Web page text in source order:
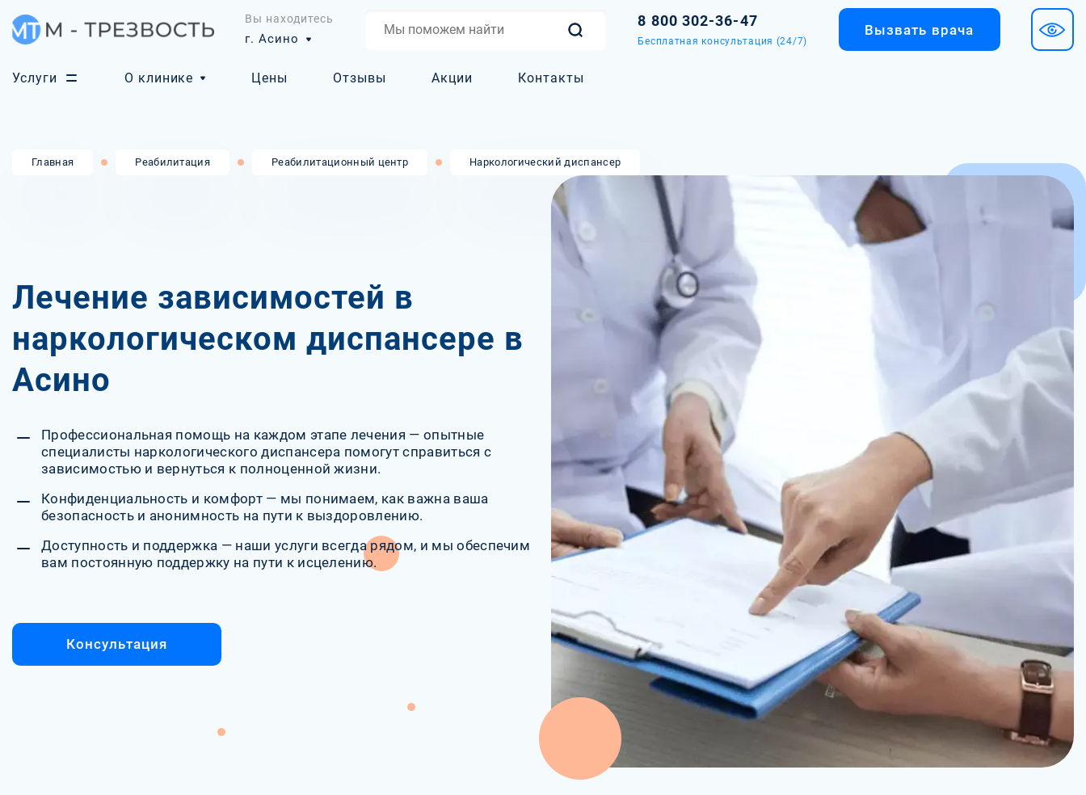
Вы находитесь
г. Асино
8 800 302-36-47
Бесплатная консультация (24/7)
Вызвать врача
Услуги О клинике Цены Отзывы Акции Контакты
Главная Реабилитация Реабилитационный центр Наркологический диспансер
Лечение зависимостей в
наркологическом диспансере в
Асино
Профессиональная помощь на каждом этапе лечения — опытные
специалисты наркологического диспансера помогут справиться с
зависимостью и вернуться к полноценной жизни.
Конфиденциальность и комфорт — мы понимаем, как важна ваша
безопасность и анонимность на пути к выздоровлению.
Доступность и поддержка — наши услуги всегда рядом, и мы обеспечим
вам постоянную поддержку на пути к исцелению.
Консультация